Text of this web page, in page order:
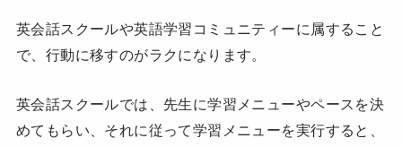
英会話スクールや英語学習コミュニティーに属すること
で、行動に移すのがラクになります。
英会話スクールでは、先生に学習メニューやペースを決
めてもらい、それに従って学習メニューを実行すると、